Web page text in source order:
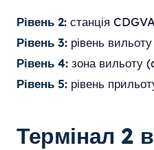
Рівень 2: станція
Рівень 3: рівень
Рівень 4: зона вильоту
Рівень 5: рівень
Термінал 2